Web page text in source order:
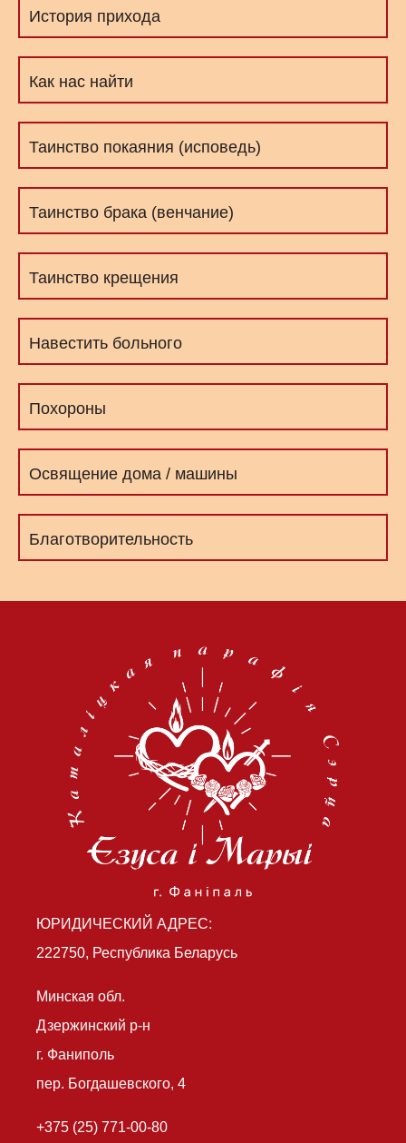
История прихода
Как нас найти
Таинство покаяния (исповедь)
Таинство брака (венчание)
Таинство крещения
Навестить больного
Похороны
Освящение дома / машины
Благотворительность
ЮРИДИЧЕСКИЙ АДРЕС:
222750, Республика Беларусь
Минская обл.
Дзержинский р-н
г. Фаниполь
пер. Богдашевского, 4
+375 (25) 771-00-80